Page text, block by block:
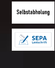
Kühlpaket